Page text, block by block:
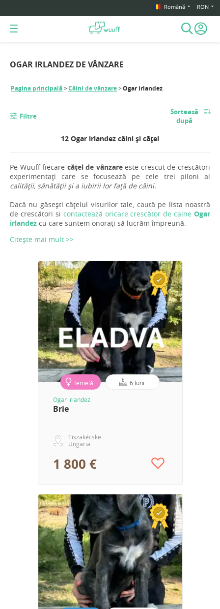
Română RON
OGAR IRLANDEZ DE VÂNZARE
Pagina principală Câini de vânzare Ogar irlandez
Filtre
Sortează
după
12 Ogar irlandez câini și căței
Pe Wuuff fiecare cățel de vânzareeste crescut de crescători
experimentați care se focusează pe cele trei piloni al
calității, sănătății și a iubirii lor față de câini.
Dacă nu găsești cățelul visurilor tale, caută pe lista noastră
de crescători si contactează oricare crescător de caine Ogar
irlandez cu care suntem onorați să lucrăm împreună.
Citește mai mult >>
femelă 6 luni
Ogar irlandez
Brie
Tiszakécske
Ungaria
1 800 €